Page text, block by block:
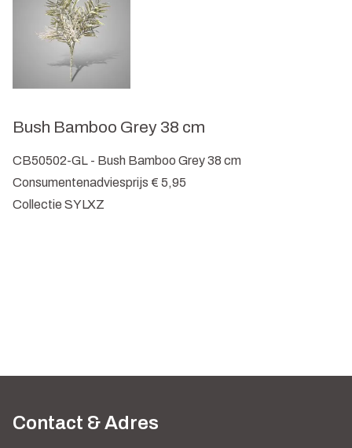
Bush Bamboo Grey 38 cm
CB50502-GL - Bush Bamboo Grey 38 cm
Consumentenadviesprijs € 5,95
Collectie SYLXZ
Contact & Adres